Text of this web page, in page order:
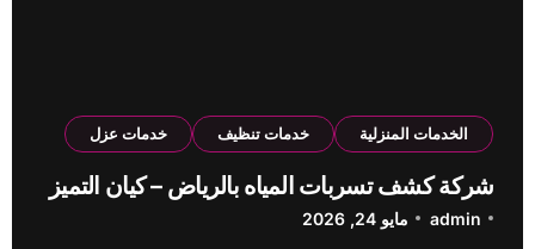
الخدمات المنزلية خدمات تنظيف خدمات عزل
شركة كشف تسربات المياه بالرياض – كيان التميز
admin مايو 24, 2026